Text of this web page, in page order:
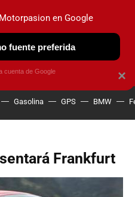
OBSERVATORIO
Gasolina GPS BMW
Frankfurt
×
en Google
fuente preferida
cuenta de Google